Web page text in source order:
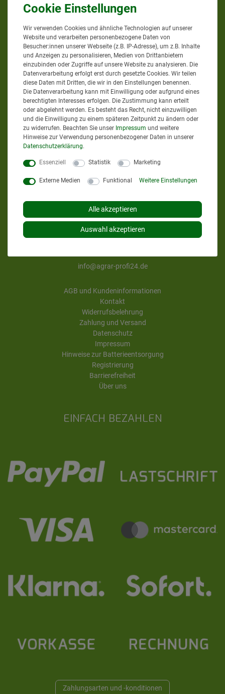
EINFACH BEZAHLEN
Zahlungsarten und -konditionen
Google Bewertungen
4,9bei58 Bewertungen
Informationen zur Echtheit
von Kundenbewertungen
AGRAR-PROFI24.DE
Mo. - Do. von 8 bis 12 Uhr
Mo. - Do. von 13 bis 17 Uhr
Fr. von 8 bis 13 Uhr
Tel. 08462 95274-66
info@agrar-profi24.de
AGB und Kundeninformationen
Kontakt
Widerrufsbelehrung
Zahlung und Versand
Datenschutz
Impressum
Hinweise zur Batterieentsorgung
Registrierung
Barrierefreiheit
Über uns
Wir verwenden Cookies und ähnliche Technologien auf unserer
Website und verarbeiten personenbezogene Daten von
Besucher:innen unserer Webseite (z.B. IP-Adresse), um z.B. Inhalte
und Anzeigen zu personalisieren, Medien von Drittanbietern
einzubinden oder Zugriffe auf unsere Website zu analysieren. Die
Datenverarbeitung erfolgt erst durch gesetzte Cookies. Wir teilen
diese Daten mit Dritten, die wir in den Einstellungen benennen.
Die Datenverarbeitung kann mit Einwilligung oder aufgrund eines
berechtigten Interesses erfolgen. Die Zustimmung kann erteilt
oder abgelehnt werden. Es besteht das Recht, nicht einzuwilligen
und die Einwilligung zu einem späteren Zeitpunkt zu ändern oder
zu widerrufen. Beachten Sie unser Impressum und weitere
Hinweise zur Verwendung personenbezogener Daten in unserer
Daten­schutz­erklärung.
Essenziell Statistik Marketing
Externe Medien Funktional Weitere Einstellungen
Alle akzeptieren
Auswahl akzeptieren